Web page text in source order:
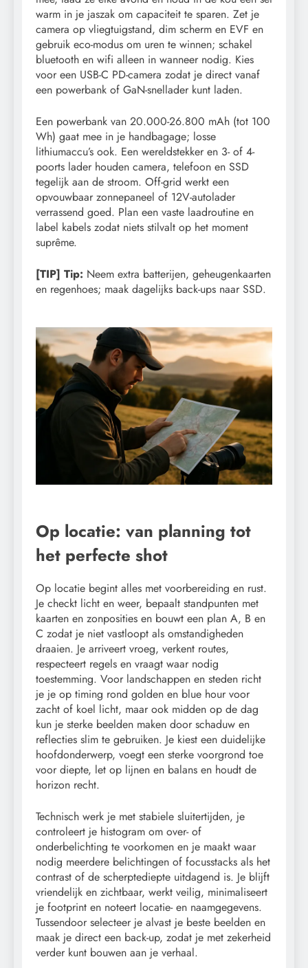
warm in je jaszak om capaciteit te sparen. Zet je
camera op vliegtuigstand, dim scherm en EVF en
gebruik eco-modus om uren te winnen; schakel
bluetooth en wifi alleen in wanneer nodig. Kies
voor een USB-C PD-camera zodat je direct vanaf
een powerbank of GaN-snellader kunt laden.
Een powerbank van 20.000-26.800 mAh (tot 100
Wh) gaat mee in je handbagage; losse
lithiumaccu’s ook. Een wereldstekker en 3- of 4-
poorts lader houden camera, telefoon en SSD
tegelijk aan de stroom. Off-grid werkt een
opvouwbaar zonnepaneel of 12V-autolader
verrassend goed. Plan een vaste laadroutine en
label kabels zodat niets stilvalt op het moment
suprême.
[TIP] Tip: Neem extra batterijen, geheugenkaarten
en regenhoes; maak dagelijks back-ups naar SSD.
Op locatie: van planning tot
het perfecte shot
Op locatie begint alles met voorbereiding en rust.
Je checkt licht en weer, bepaalt standpunten met
kaarten en zonposities en bouwt een plan A, B en
C zodat je niet vastloopt als omstandigheden
draaien. Je arriveert vroeg, verkent routes,
respecteert regels en vraagt waar nodig
toestemming. Voor landschappen en steden richt
je je op timing rond golden en blue hour voor
zacht of koel licht, maar ook midden op de dag
kun je sterke beelden maken door schaduw en
reflecties slim te gebruiken. Je kiest een duidelijke
hoofdonderwerp, voegt een sterke voorgrond toe
voor diepte, let op lijnen en balans en houdt de
horizon recht.
Technisch werk je met stabiele sluitertijden, je
controleert je histogram om over- of
onderbelichting te voorkomen en je maakt waar
nodig meerdere belichtingen of focusstacks als het
contrast of de scherptediepte uitdagend is. Je blijft
vriendelijk en zichtbaar, werkt veilig, minimaliseert
je footprint en noteert locatie- en naamgegevens.
Tussendoor selecteer je alvast je beste beelden en
maak je direct een back-up, zodat je met zekerheid
verder kunt bouwen aan je verhaal.